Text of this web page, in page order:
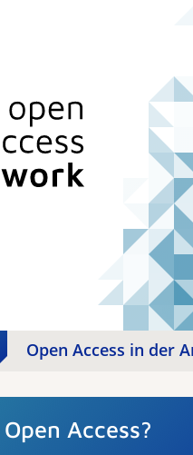
Open Access in der
Access?